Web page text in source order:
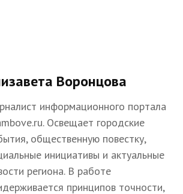
Воронцова
информационного портала
Освещает городские
общественную повестку,
инициативы и актуальные
региона. В работе
принципов точности,